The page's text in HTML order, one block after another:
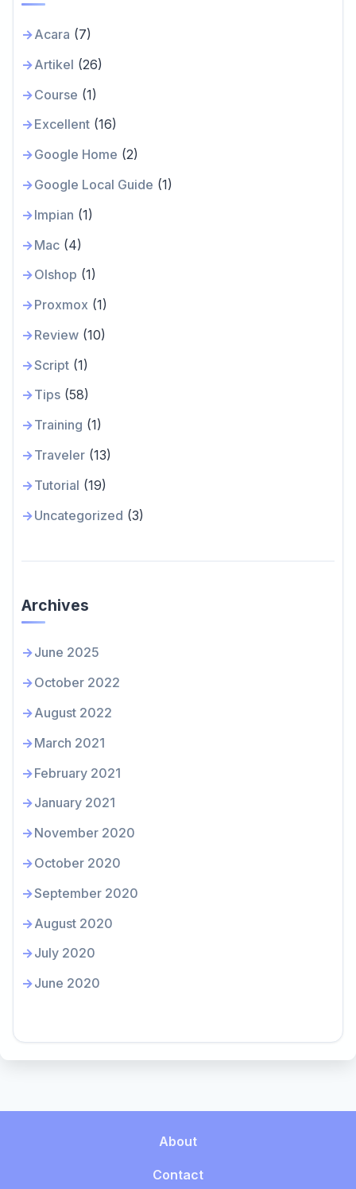
Acara (7)
Artikel (26)
Course (1)
Excellent(16)
Google Home (2)
Google Local Guide (1)
Impian (1)
Mac(4)
Olshop (1)
Proxmox (1)
Review(10)
Script(1)
Tips(58)
Training (1)
Traveler(13)
Tutorial (19)
Uncategorized (3)
Archives
June 2025
October 2022
August 2022
March 2021
February 2021
January 2021
November 2020
October 2020
September 2020
August 2020
July 2020
June 2020
About
Contact